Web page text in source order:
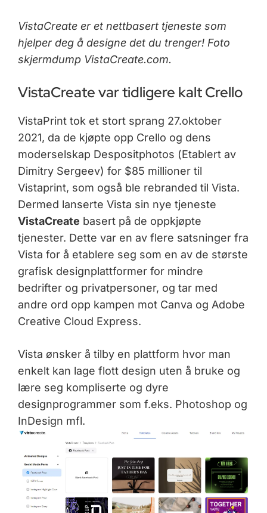
VistaCreate er et nettbasert tjeneste som
hjelper deg å designe det du trenger! Foto
skjermdump VistaCreate.com.
VistaCreate var tidligere kalt Crello
VistaPrint tok et stort sprang 27.oktober
2021, da de kjøpte opp Crello og dens
moderselskap Despositphotos (Etablert av
Dimitry Sergeev) for $85 millioner til
Vistaprint, som også ble rebranded til Vista.
Dermed lanserte Vista sin nye tjeneste
VistaCreate basert på de oppkjøpte
tjenester. Dette var en av flere satsninger fra
Vista for å etablere seg som en av de største
grafisk designplattformer for mindre
bedrifter og privatpersoner, og tar med
andre ord opp kampen mot Canva og Adobe
Creative Cloud Express.
Vista ønsker å tilby en plattform hvor man
enkelt kan lage flott design uten å bruke og
lære seg kompliserte og dyre
designprogrammer som f.eks. Photoshop og
InDesign mfl.